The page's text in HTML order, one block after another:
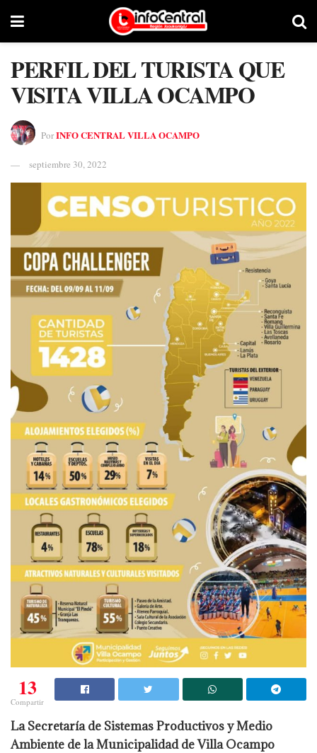
PERFIL DEL TURISTA QUE
VISITA VILLA OCAMPO
PorINFO CENTRAL VILLA OCAMPO
septiembre 30, 2022
13
Compartir
La Secretaría de Sistemas Productivos y Medio
Ambiente de la Municipalidad de Villa Ocampo